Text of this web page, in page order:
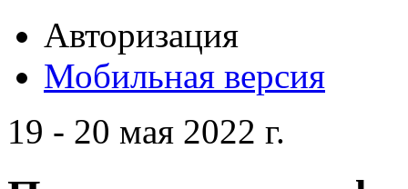
Авторизация
Мобильная версия
19 - 20 мая 2022 г.